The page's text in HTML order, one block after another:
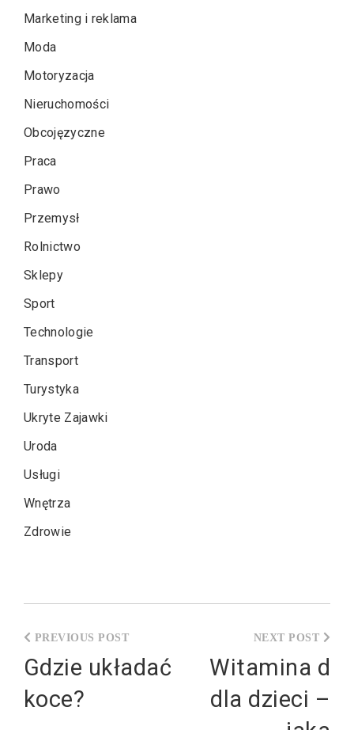
Marketing i reklama
Moda
Motoryzacja
Nieruchomości
Obcojęzyczne
Praca
Prawo
Przemysł
Rolnictwo
Sklepy
Sport
Technologie
Transport
Turystyka
Ukryte Zajawki
Uroda
Usługi
Wnętrza
Zdrowie
wpisu
Gdzie układać
koce?
Witamina d
dla dzieci –